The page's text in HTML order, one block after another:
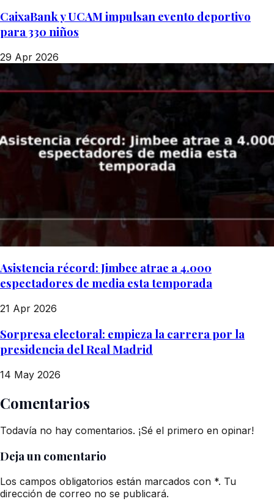
CaixaBank y UCAM impulsan evento deportivo
para 330 niños
29 Apr 2026
Asistencia récord: Jimbee atrae a 4.000
espectadores de media esta temporada
21 Apr 2026
Sorpresa electoral: empieza la carrera por la
presidencia del Real Madrid
14 May 2026
Comentarios
Todavía no hay comentarios. ¡Sé el primero en opinar!
Deja un comentario
Los campos obligatorios están marcados con *. Tu
dirección de correo no se publicará.